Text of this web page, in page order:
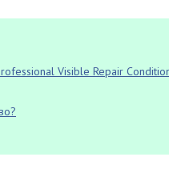
Visible Repair